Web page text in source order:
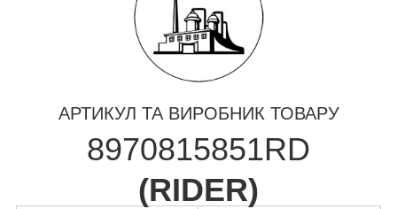
АРТИКУЛ ТА ВИРОБНИК ТОВАРУ
8970815851RD
(RIDER)